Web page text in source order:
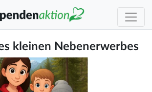
kleinen Nebenerwerbes